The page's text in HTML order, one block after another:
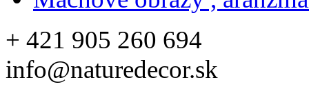
+ 421 905 260 694
info@naturedecor.sk